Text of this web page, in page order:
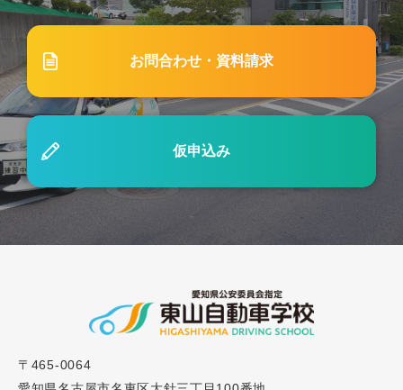
ブログ 2024.01.15
#30「自動車学校の方向変換（方向転換）で失敗し
ないコツをご紹介！」
#84 東山自動車学校の修了検定対策とは？修了検定
に合格するためのサポート体制を解説
ブログ 2023.07.15
うすべき？」
ブログ
お問合わせ・資料請求
仮申込み
〒465-0064